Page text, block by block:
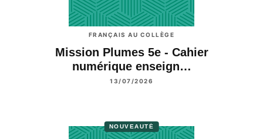
FRANÇAIS AU COLLÈGE
Mission Plumes 5e - Cahier
numérique enseign…
13/07/2026
NOUVEAUTÉ